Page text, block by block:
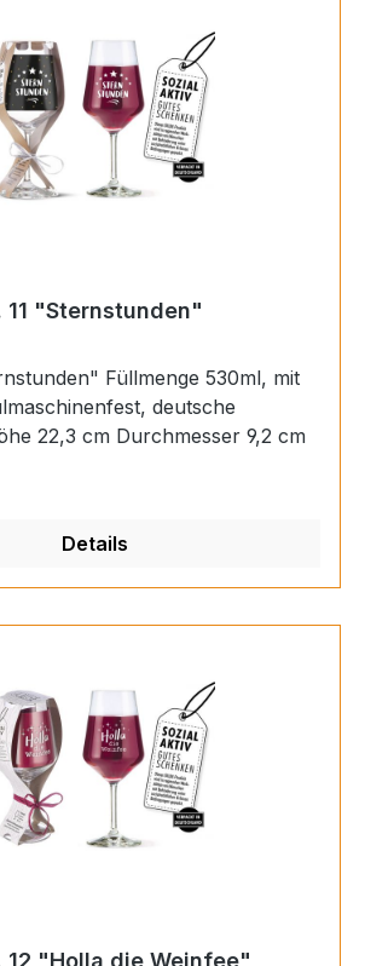
11 "Sternstunden"
Füllmenge 530ml, mit
deutsche
Herstellung Höhe 22,3 cm Durchmesser 9,2 cm
Details
12 "Holla die Weinfee"